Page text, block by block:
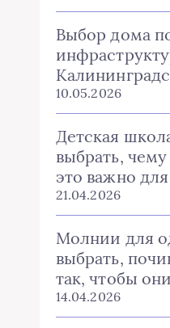
Выбор дома
10.05.2026
Детская
выбрать,
это важно
21.04.2026
Молнии для
выбрать,
так, чтобы
14.04.2026